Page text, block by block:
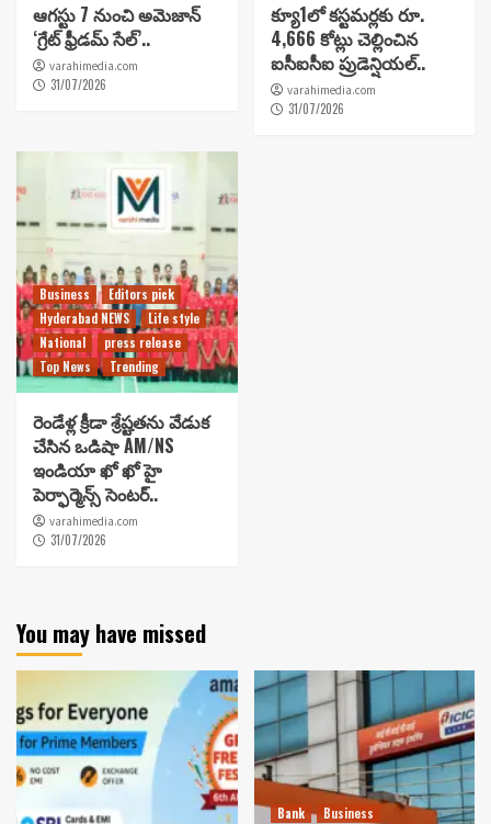
ఆగస్టు 7 నుంచి అమెజాన్
‘గ్రేట్ ఫ్రీడమ్ సేల్’..
varahimedia.com
31/07/2026
క్యూ1లో కస్టమర్లకు రూ.
4,666 కోట్లు చెల్లించిన
ఐసీఐసీఐ ప్రుడెన్షియల్..
varahimedia.com
31/07/2026
Business
Editors pick
Hyderabad NEWS
Life style
National
press release
Top News
Trending
రెండేళ్ల క్రీడా శ్రేష్టతను వేడుక
చేసిన ఒడిషా AM/NS
ఇండియా ఖో ఖో హై
పెర్ఫార్మెన్స్ సెంటర్..
varahimedia.com
31/07/2026
You may have missed
Bank
Business